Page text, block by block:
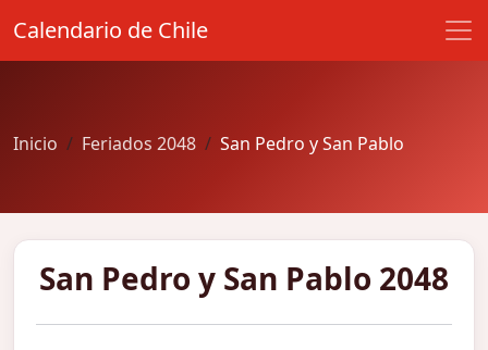
Calendario de Chile
Inicio Feriados 2048 San Pedro y San Pablo
San Pedro y San Pablo 2048